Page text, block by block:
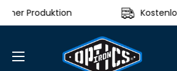
zum
Produktion
IRON